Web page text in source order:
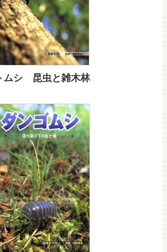
ムシ 昆虫と雑木林